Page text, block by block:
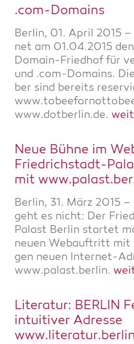
.com-Domains
Ber­lin, 01. April 2015
net am 01.04.2015
Domain-Fried­hof für
und .com-Domains.
ber sind bereits
www.dotberlin.de.
Neue Büh­ne im
Fried­rich­stadt-
mit
Ber­lin, 31. März 2015
geht es nicht: Der
Palast Ber­lin star­tet
neu­en Web­auf­tritt
gen neu­en Inter­net-
www.palast.berlin.
Lite­ra­tur: BERLIN
intui­ti­ver Adres­se
www.literatur.berlin